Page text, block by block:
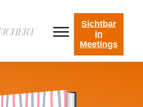
Sichtbar
in
Meetings